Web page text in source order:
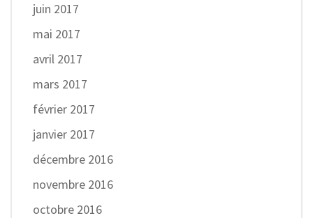
juin 2017
mai 2017
avril 2017
mars 2017
février 2017
janvier 2017
décembre 2016
novembre 2016
octobre 2016